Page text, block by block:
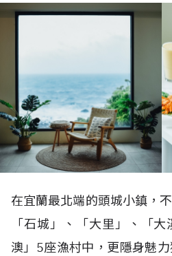
在宜蘭最北端的頭城小鎮，
「石城」、「大里」、「
澳」5座漁村中，更隱身魅